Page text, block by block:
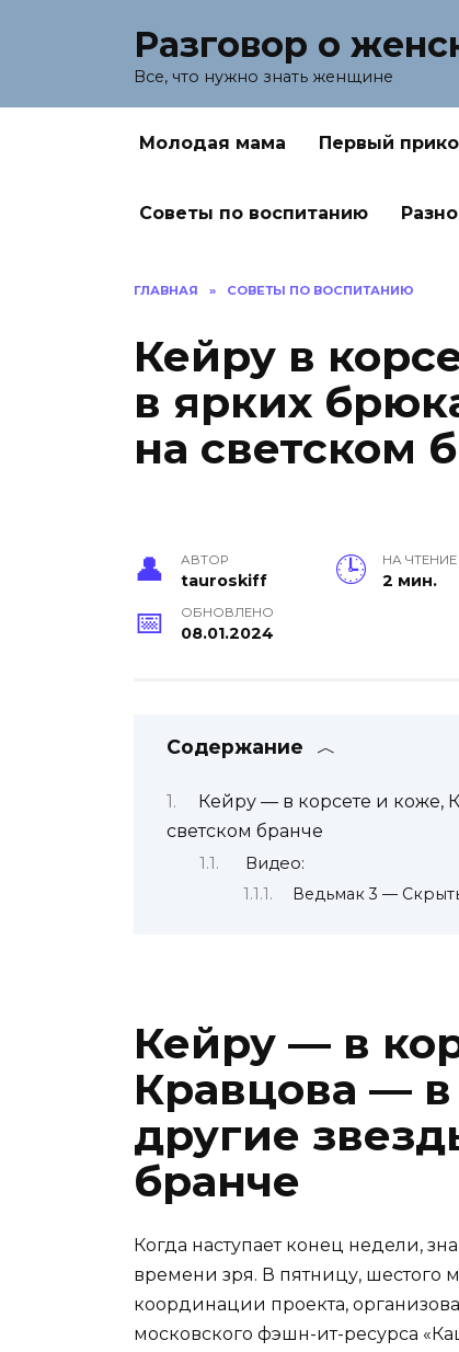
Разговор о
Все, что нужно знать женщине
Молодая мама Первый
Советы по воспитанию
ГЛАВНАЯ » СОВЕТЫ ПО ВОСПИТАНИЮ
Кейру в
в ярких
на светском
АВТОР
tauroskiff
НА ЧТЕНИЕ
2 мин.
ОБНОВЛЕНО
08.01.2024
Содержание
Кейру — в корсете и коже,
светском бранче
Видео:
Ведьмак 3 —
Кейру — в
Кравцова —
другие
бранче
Когда наступает конец недели,
времени зря. В пятницу, шестого
координации проекта,
московского фэшн-ит-ресурса